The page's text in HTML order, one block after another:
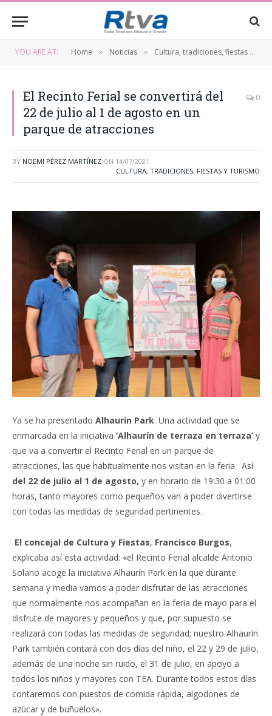
YOU ARE AT: Home » Noticias » Cultura, tradiciones, fiestas y turismo
El Recinto Ferial se convertirá del
22 de julio al 1 de agosto en un
parque de atracciones
0
BY NOEMI PÉREZ MARTÍNEZ ON 14/07/2021
CULTURA, TRADICIONES, FIESTAS Y TURISMO
Ya se ha presentado Alhaurín Park. Una actividad que se
enmarcada en la iniciativa ‘Alhaurín de terraza en terraza’ y
que va a convertir el Recinto Ferial en un parque de
atracciones, las que habitualmente nos visitan en la feria. Así
del 22 de julio al 1 de agosto, y en horario de 19:30 a 01:00
horas, tanto mayores como pequeños van a poder divertirse
con todas las medidas de seguridad pertinentes.
El concejal de Cultura y Fiestas, Francisco Burgos,
explicaba así esta actividad: «el Recinto Ferial alcalde Antonio
Solano acoge la iniciativa Alhaurín Park en la que durante
semana y media vamos a poder disfrutar de las atracciones
que normalmente nos acompañan en la feria de mayo para el
disfrute de mayores y pequeños y que, por supuesto se
realizará con todas las medidas de seguridad; nuestro Alhaurín
Park también contará con dos días del niño, el 22 y 29 de julio,
además de una noche sin ruido, el 31 de julio, en apoyo a
todos los niños y mayores con TEA. Durante todos estos días
contaremos con puestos de comida rápida, algodones de
azúcar y de buñuelos».